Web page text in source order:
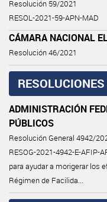
Resolución 59/2021
RESOL-2021-59-APN-MAD
CÁMARA NACIONAL
Resolución 46/2021
ADMINISTRACIÓN
PÚBLICOS
Resolución General 4942/
RESOG-2021-4942-E-AFIP-
para ayudar a morigerar los
Régimen de Facilida...